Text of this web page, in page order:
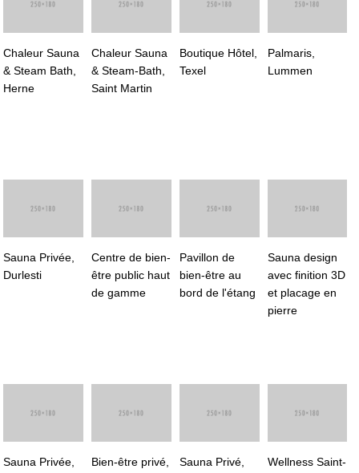
Chaleur Sauna
& Steam Bath,
Herne
Chaleur Sauna
& Steam-Bath,
Saint Martin
Boutique Hôtel,
Texel
Palmaris,
Lummen
Sauna Privée,
Durlesti
Centre de bien-
être public haut
de gamme
Pavillon de
bien-être au
bord de l'étang
Sauna design
avec finition 3D
et placage en
pierre
Sauna Privée,
Bien-être privé,
Sauna Privé,
Wellness Saint-